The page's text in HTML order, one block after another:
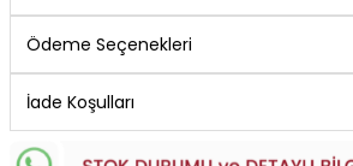
Ödeme Seçenekleri
İade Koşulları